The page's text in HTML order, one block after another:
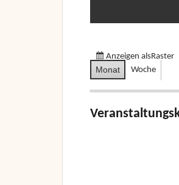
Anzeigen alsRaster
Monat
Woche